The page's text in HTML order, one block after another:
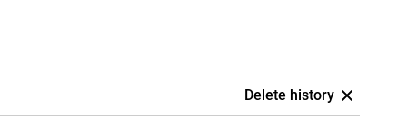
Delete history